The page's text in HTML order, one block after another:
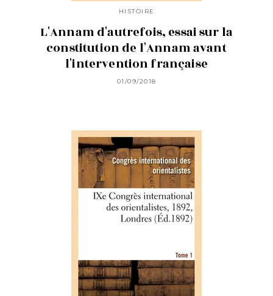
HISTOIRE
L'Annam d'autrefois, essai sur la
constitution de l'Annam avant
l'intervention française
01/09/2018